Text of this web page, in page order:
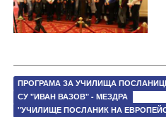
ПРОГРАМА ЗА УЧИЛИЩА
СУ "ИВАН ВАЗОВ" - МЕЗДРА
"УЧИЛИЩЕ ПОСЛАНИК НА